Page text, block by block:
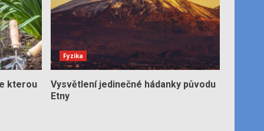
kterou
Fyzika
Vysvětlení jedinečné hádanky původu
Etny